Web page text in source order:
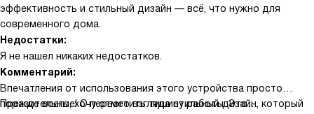
эффективность и стильный дизайн — всё, что нужно для
современного дома.
Недостатки:
Я не нашел никаких недостатков.
Комментарий:
Впечатления от использования этого устройства просто
поразительные! С первого взгляда стильный дизайн, который
Прежде всего, хочу отметить тишину работы. Это